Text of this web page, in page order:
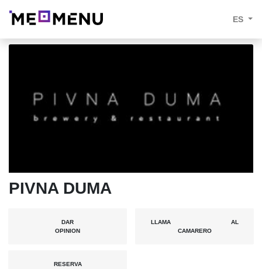
ES
PIVNA DUMA
DAR
OPINION
LLAMA AL
CAMARERO
RESERVA